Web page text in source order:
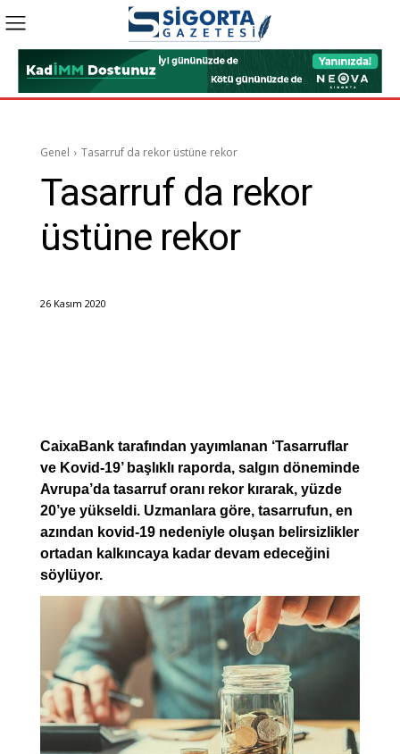
Genel Tasarruf da rekor üstüne rekor
Tasarruf da rekor
üstüne rekor
26 Kasım 2020
CaixaBank tarafından yayımlanan ‘Tasarruflar
ve Kovid-19’ başlıklı raporda, salgın döneminde
Avrupa’da tasarruf oranı rekor kırarak, yüzde
20’ye yükseldi. Uzmanlara göre, tasarrufun, en
azından kovid-19 nedeniyle oluşan belirsizlikler
ortadan kalkıncaya kadar devam edeceğini
söylüyor.